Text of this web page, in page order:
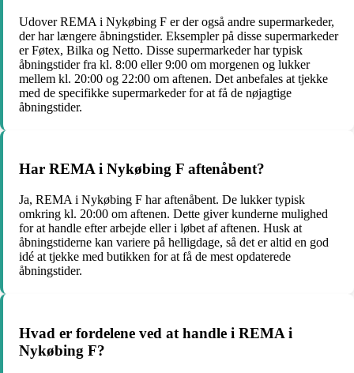
Udover REMA i Nykøbing F er der også andre supermarkeder,
der har længere åbningstider. Eksempler på disse supermarkeder
er Føtex, Bilka og Netto. Disse supermarkeder har typisk
åbningstider fra kl. 8:00 eller 9:00 om morgenen og lukker
mellem kl. 20:00 og 22:00 om aftenen. Det anbefales at tjekke
med de specifikke supermarkeder for at få de nøjagtige
åbningstider.
Har REMA i Nykøbing F aftenåbent?
Ja, REMA i Nykøbing F har aftenåbent. De lukker typisk
omkring kl. 20:00 om aftenen. Dette giver kunderne mulighed
for at handle efter arbejde eller i løbet af aftenen. Husk at
åbningstiderne kan variere på helligdage, så det er altid en god
idé at tjekke med butikken for at få de mest opdaterede
åbningstider.
Hvad er fordelene ved at handle i REMA i
Nykøbing F?